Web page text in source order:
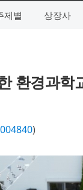
제별 상장사
환경과학
004840)